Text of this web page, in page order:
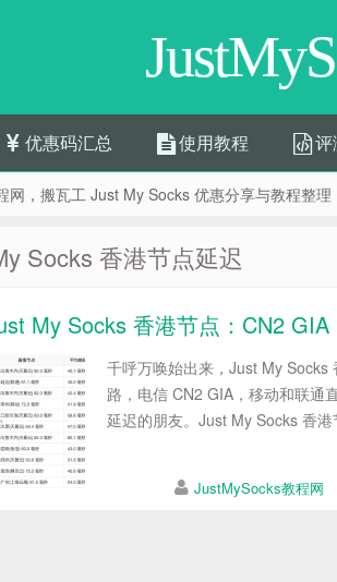
优惠码汇总 使用教程 评
网，搬瓦工 Just My Socks 优惠分享与教程整理
Socks 香港节点延迟
My Socks 香港节点：CN2
千呼万唤始出来，Just My
路，电信 CN2 GIA，移动和联通
延迟的朋友。Just My Socks 香
JustMySocks教程网